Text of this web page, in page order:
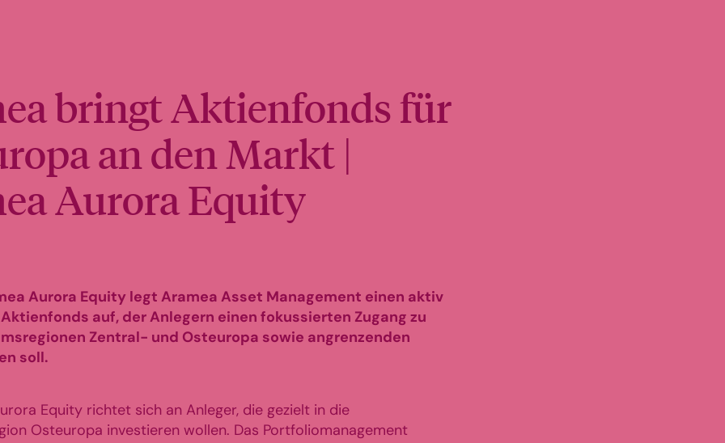
bringt Aktienfonds für
an den Markt |
Aurora Equity
Aurora Equity legt Aramea Asset Management einen aktiv
auf, der Anlegern einen fokussierten Zugang zu
Zentral- und Osteuropa sowie angrenzenden
soll.
Equity richtet sich an Anleger, die gezielt in die
Osteuropa investieren wollen. Das Portfoliomanagement